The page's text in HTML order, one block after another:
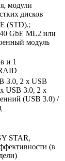
модули
дисков
(STD).;
GbE ML2 или
модуль
и 1
3.0, 2 х USB
USB 3.0, 2 х
(USB 3.0) /
STAR,
(в